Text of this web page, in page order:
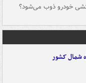
خودرو ذوب می‌شود؟
شمال کشور